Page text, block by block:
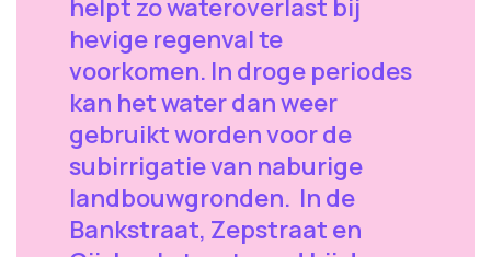
helpt zo wateroverlast bij
hevige regenval te
voorkomen. In droge periodes
kan het water dan weer
gebruikt worden voor de
subirrigatie van naburige
landbouwgronden. In de
Bankstraat, Zepstraat en